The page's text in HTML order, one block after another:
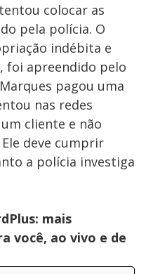
colocar as
pela polícia. O
indébita e
foi apreendido pelo
pagou uma
nas redes
cliente e não
deve cumprir
a polícia investiga
mais
você, ao vivo e de